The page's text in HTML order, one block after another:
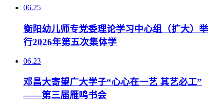
06.25
衡阳幼儿师专党委理论学习中心组（扩大）举
行2026年第五次集体学
06.23
邓昌大寄望广大学子“心心在一艺 其艺必工”
——第三届雁鸣书会